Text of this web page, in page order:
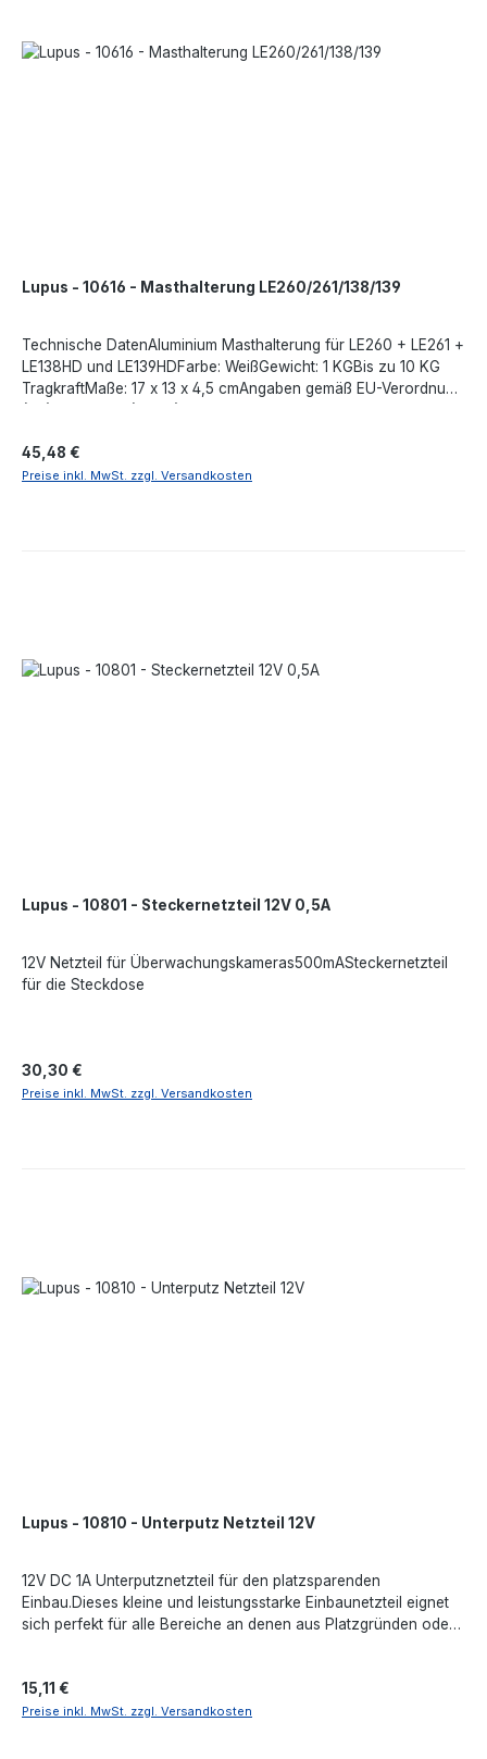
Lupus - 10616 - Masthalterung LE260/261/138/139
Technische DatenAluminium Masthalterung für LE260 + LE261 +
LE138HD und LE139HDFarbe: WeißGewicht: 1 KGBis zu 10 KG
TragkraftMaße: 17 x 13 x 4,5 cmAngaben gemäß EU-Verordnung
support@lupus-electronics.de, https://www.lupus-
electronics.de
Regulärer Preis:
45,48 €
Preise inkl. MwSt. zzgl. Versandkosten
Lupus - 10801 - Steckernetzteil 12V 0,5A
12V Netzteil für Überwachungskameras500mASteckernetzteil
für die Steckdose
Regulärer Preis:
30,30 €
Preise inkl. MwSt. zzgl. Versandkosten
Lupus - 10810 - Unterputz Netzteil 12V
12V DC 1A Unterputznetzteil für den platzsparenden
Einbau.Dieses kleine und leistungsstarke Einbaunetzteil eignet
sich perfekt für alle Bereiche an denen aus Platzgründen oder
z.B. für die Unterputz-Verlegung oder den Einsatz in
Schutzgehäusen bzw. der LUPUS - Montageboxen. An der
Regulärer Preis:
15,11 €
Preise inkl. MwSt. zzgl. Versandkosten